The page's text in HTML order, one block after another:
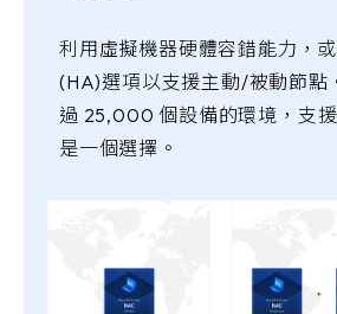
利用虛擬機器硬體容錯能力，
(HA)選項以支援主動/被動節點
過 25,000 個設備的環境，支
是一個選擇。